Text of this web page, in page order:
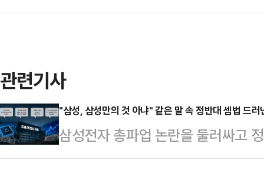
관련기사
"삼성, 삼성만의 것 아냐" 같은 말 속 정반대 셈법 드러
삼성전자 총파업 논란을 둘러싸고
고 있다. 흥미로운 점은 정부 인사